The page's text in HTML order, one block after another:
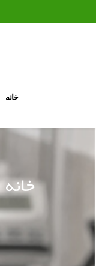
خانه
خانه